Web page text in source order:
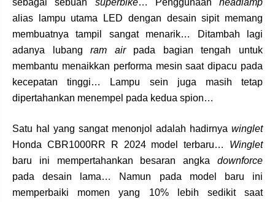
sebagai sebuah superbike… Penggunaan headlamp
alias lampu utama LED dengan desain sipit memang
membuatnya tampil sangat menarik… Ditambah lagi
adanya lubangram airpada bagian tengah untuk
membantu menaikkan performa mesin saat dipacu pada
kecepatan tinggi… Lampu sein juga masih tetap
dipertahankan menempel pada kedua spion…
Satu hal yang sangat menonjol adalah hadirnya winglet
Honda CBR1000RR R 2024 model terbaru… Winglet
baru ini mempertahankan besaran angka downforce
pada desain lama… Namun pada model baru ini
memperbaiki momen yang 10% lebih sedikit saat